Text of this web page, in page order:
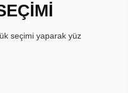
seçimi yaparak yüz